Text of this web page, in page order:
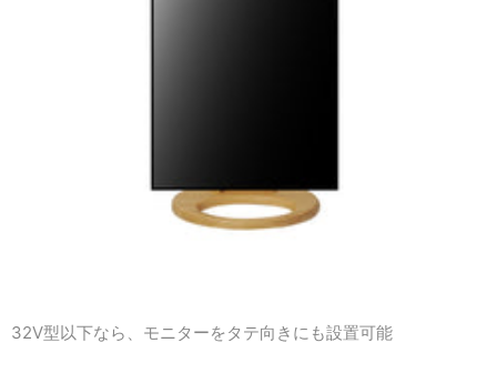
32V型以下なら、モニターをタテ向きにも設置可能